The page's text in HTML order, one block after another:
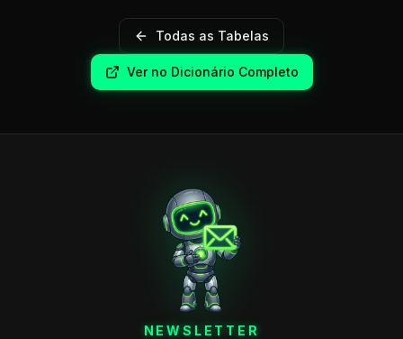
Todas as Tabelas
Ver no Dicionário Completo
NEWSLETTER